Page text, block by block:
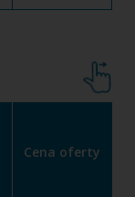
Cena oferty